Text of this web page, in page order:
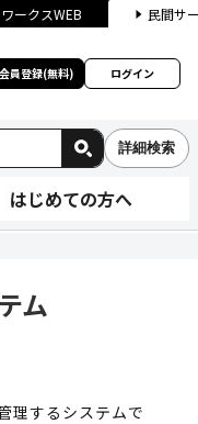
ークスWEB 民間サ
会員登録(無料) ログイン
詳細検索
はじめての方へ
ム
理するシステムで